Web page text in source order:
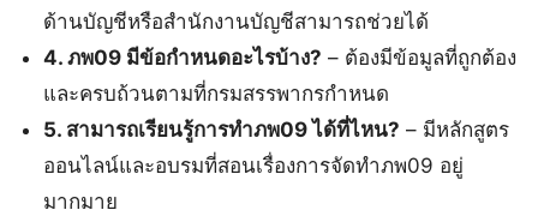
ด้านบัญชีหรือสำนักงานบัญชีสามารถช่วยได้
4. ภพ09 มีข้อกำหนดอะไรบ้าง? – ต้องมีข้อมูลที่ถูกต้อง
และครบถ้วนตามที่กรมสรรพากรกำหนด
5. สามารถเรียนรู้การทำภพ09 ได้ที่ไหน? – มีหลักสูตร
ออนไลน์และอบรมที่สอนเรื่องการจัดทำภพ09 อยู่
มากมาย